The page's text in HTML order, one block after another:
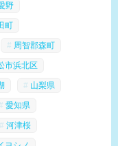
野
町
周智郡森町
市浜北区
山梨県
愛知県
河津桜